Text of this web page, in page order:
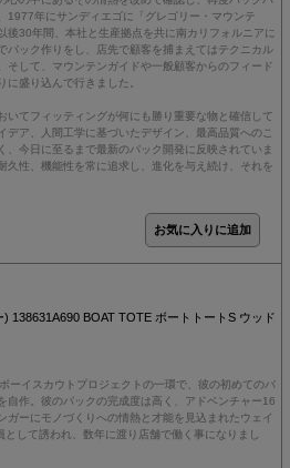
1977年にサンディエゴに「グレゴリー・マウンテ
後30年間、本社と生産拠点を共に南カリフォルニアに
パック作りをし、店先で顧客を捕まえてはテクニカル
そして、マウンテンガイドや一般顧客からのフィード
盛り込んで行きました。
いてフィッティングが何にも勝り重要な物と確信して
デア、人間工学に基づいたデザイン、最高品質へのこ
、今日に至るまで最新のパック開発に反映されていま
久性、機能性を常に追求し、進化を与え続け、それを
138631A690 BOAT TOTE ボートトートS ウッド
ーイスカウトプロジェクトの一環で、彼の初めてのバ
自作。彼のパックの完成度は高く、アドベンチャー16
ガーにモノづくりへの情熱と才能を見込まれたウェイ
して誘われ、数年に渡り店舗で働く事になりまし